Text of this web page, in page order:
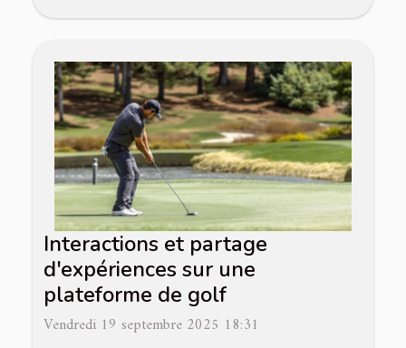
Interactions et partage
d'expériences sur une
plateforme de golf
Vendredi 19 septembre 2025 18:31